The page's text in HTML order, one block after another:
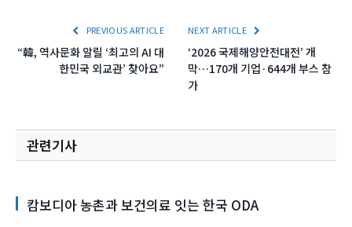
PREVIOUS ARTICLE
“韓, 역사문화 알릴 ‘최고의 AI 대
한민국 외교관’ 찾아요”
NEXT ARTICLE
‘2026 국제해양안전대전’ 개
막…170개 기업·644개 부스 참
가
관련기사
캄보디아 농촌과 보건의료 잇는 한국 ODA